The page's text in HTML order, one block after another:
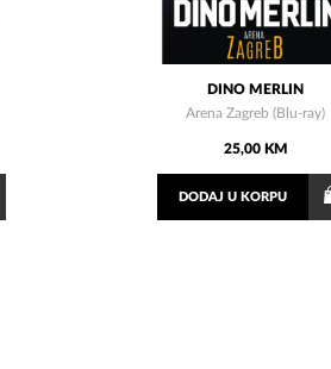
DINO MERLIN
Arena Zagreb (Blu-ray)
25,00 KM
DODAJU KORPU